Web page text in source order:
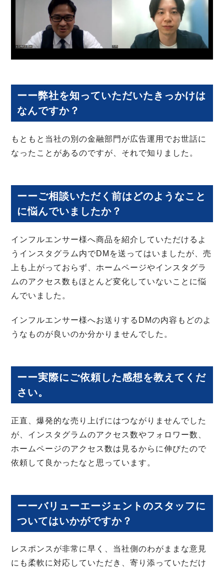
ーー弊社を知っていただいたきっかけは
なんですか？
もともと当社の別の金融部門が広告運用でお世話に
なったことがあるのですが、それで知りました。
ーーご相談いただく前はどのようなこと
に悩んでいましたか？
インフルエンサー様へ商品を紹介していただけるよ
うインスタグラム内でDMを送ってはいましたが、売
上も上がっておらず、ホームページやインスタグラ
ムのアクセス数もほとんど変化していないことに悩
んでいました。
インフルエンサー様へお送りするDMの内容もどのよ
うなものが良いのか分かりませんでした。
ーー実際にご依頼した感想を教えてくだ
さい。
正直、爆発的な売り上げにはつながりませんでした
が、インスタグラムのアクセス数やフォロワー数、
ホームページのアクセス数は見るからに伸びたので
依頼して良かったなと思っています。
ーーバリューエージェントのスタッフに
ついてはいかがですか？
レスポンスが非常に早く、当社側のわがままな意見
にも柔軟に対応していただき、寄り添っていただけ